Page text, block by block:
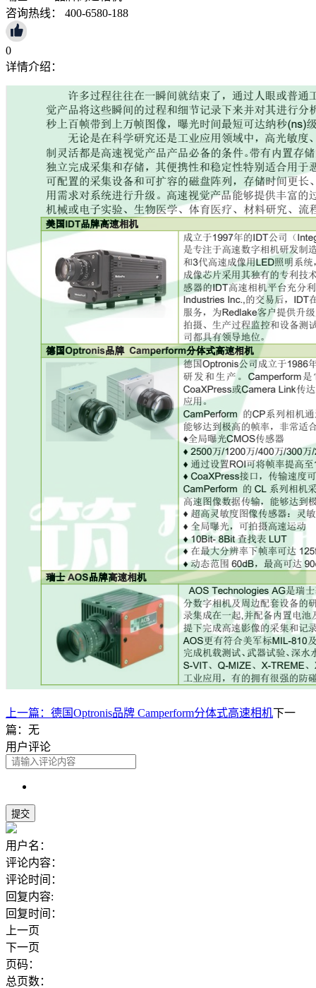
咨询热线： 400-6580-188
0
详情介绍：
上一篇： 德国Optronis品牌 Camperform分体式高速相机下一
篇： 无
用户评论
用户名：
评论内容：
评论时间：
回复内容:
回复时间：
上一页
下一页
页码：
总页数：